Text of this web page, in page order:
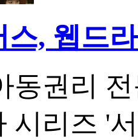
스, 웹드
동권리
시리즈 '